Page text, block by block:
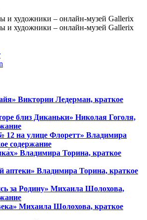
Виктории Ледерман, краткое
близ Диканьки» Николая Гоголя,
12 на улице Флоретт» Владимира
содержание
Владимира Торина, краткое
аптеки» Владимира Торина, краткое
за Родину» Михаила Шолохова,
Михаила Шолохова, краткое